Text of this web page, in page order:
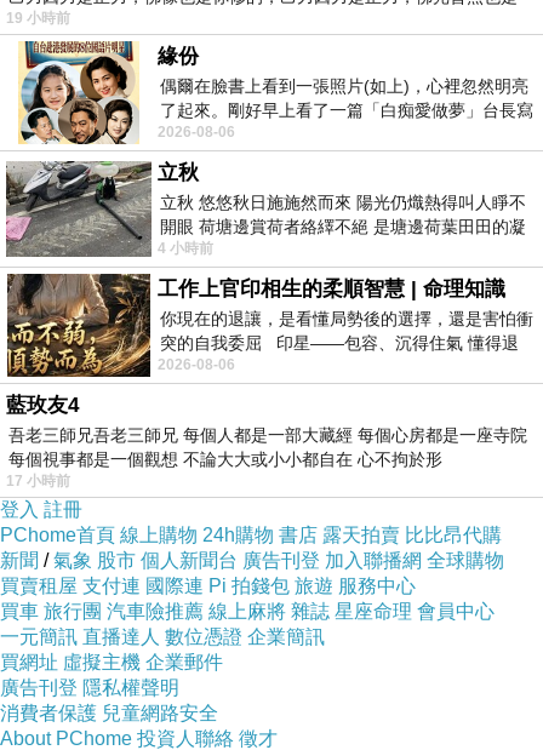
以下是 首爾塔K POP飯店 (K POP Hotel Seoul
Tower) 的介紹 如果也跟我一樣喜歡不妨看看喔!
PS.若您家裡有0~4歲的小朋友，點我進入索取免
費《迪士尼美語世界試用包》
↓↓↓限量特優價格按鈕↓↓↓
19 小時前
緣份
偶爾在臉書上看到一張照片(如上)，心裡忽然明亮
了起來。剛好早上看了一篇「白痴愛做夢」台長寫
的貼文，在回顧年輕時瘋狂愛上
2026-08-06
立秋
立秋 悠悠秋日施施然而來 陽光仍熾熱得叫人睜不
開眼 荷塘邊賞荷者絡繹不絕 是塘邊荷葉田田的凝
望 風中飄逸的是映日荷花別樣紅
4 小時前
工作上官印相生的柔順智慧 | 命理知識
你現在的退讓，是看懂局勢後的選擇，還是害怕衝
突的自我委屈 印星——包容、沉得住氣 懂得退
一步觀察，不會
2026-08-06
藍玫友4
吾老三師兄吾老三師兄 每個人都是一部大藏經 每個心房都是一座寺院
每個視事都是一個觀想 不論大大或小小都自在 心不拘於形
17 小時前
登入 註冊
PChome首頁 線上購物 24h購物 書店 露天拍賣 比比昂代購
新聞 /氣象 股市 個人新聞台 廣告刊登 加入聯播網 全球購物
買賣租屋 支付連 國際連 Pi 拍錢包 旅遊 服務中心
買車 旅行團 汽車險推薦 線上麻將 雜誌 星座命理 會員中心
一元簡訊 直播達人 數位憑證 企業簡訊
買網址 虛擬主機 企業郵件
廣告刊登 隱私權聲明
消費者保護 兒童網路安全
About PChome 投資人聯絡 徵才